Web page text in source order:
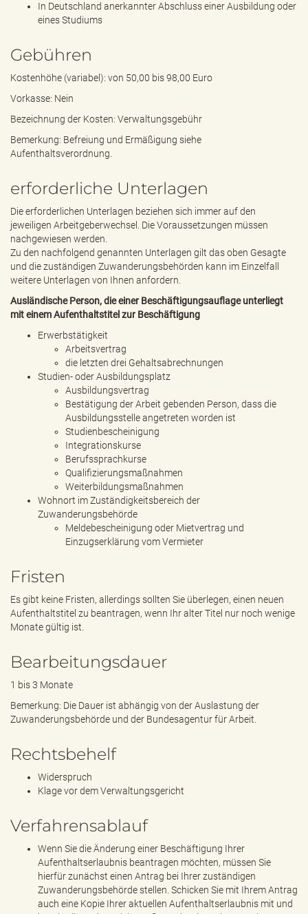
In Deutschland anerkannter Abschluss einer Ausbildung oder
eines Studiums
Gebühren
Kostenhöhe (variabel): von 50,00 bis 98,00 Euro
Vorkasse: Nein
Bezeichnung der Kosten: Verwaltungsgebühr
Bemerkung: Befreiung und Ermäßigung siehe
Aufenthaltsverordnung.
erforderliche Unterlagen
Die erforderlichen Unterlagen beziehen sich immer auf den
jeweiligen Arbeitgeberwechsel. Die Voraussetzungen müssen
nachgewiesen werden.
Zu den nachfolgend genannten Unterlagen gilt das oben Gesagte
und die zuständigen Zuwanderungsbehörden kann im Einzelfall
weitere Unterlagen von Ihnen anfordern.
Ausländische Person, die einer Beschäftigungsauflage unterliegt
mit einem Aufenthaltstitel zur Beschäftigung
Erwerbstätigkeit
Arbeitsvertrag
die letzten drei Gehaltsabrechnungen
Studien- oder Ausbildungsplatz
Ausbildungsvertrag
Bestätigung der Arbeit gebenden Person, dass die
Ausbildungsstelle angetreten worden ist
Studienbescheinigung
Integrationskurse
Berufssprachkurse
Qualifizierungsmaßnahmen
Weiterbildungsmaßnahmen
Wohnort im Zuständigkeitsbereich der
Zuwanderungsbehörde
Meldebescheinigung oder Mietvertrag und
Einzugserklärung vom Vermieter
Fristen
Es gibt keine Fristen, allerdings sollten Sie überlegen, einen neuen
Aufenthaltstitel zu beantragen, wenn Ihr alter Titel nur noch wenige
Monate gültig ist.
Bearbeitungsdauer
1 bis 3 Monate
Bemerkung: Die Dauer ist abhängig von der Auslastung der
Zuwanderungsbehörde und der Bundesagentur für Arbeit.
Rechtsbehelf
Widerspruch
Klage vor dem Verwaltungsgericht
Verfahrensablauf
Wenn Sie die Änderung einer Beschäftigung Ihrer
Aufenthaltserlaubnis beantragen möchten, müssen Sie
hierfür zunächst einen Antrag bei Ihrer zuständigen
Zuwanderungsbehörde stellen. Schicken Sie mit Ihrem Antrag
auch eine Kopie Ihrer aktuellen Aufenthaltserlaubnis mit und